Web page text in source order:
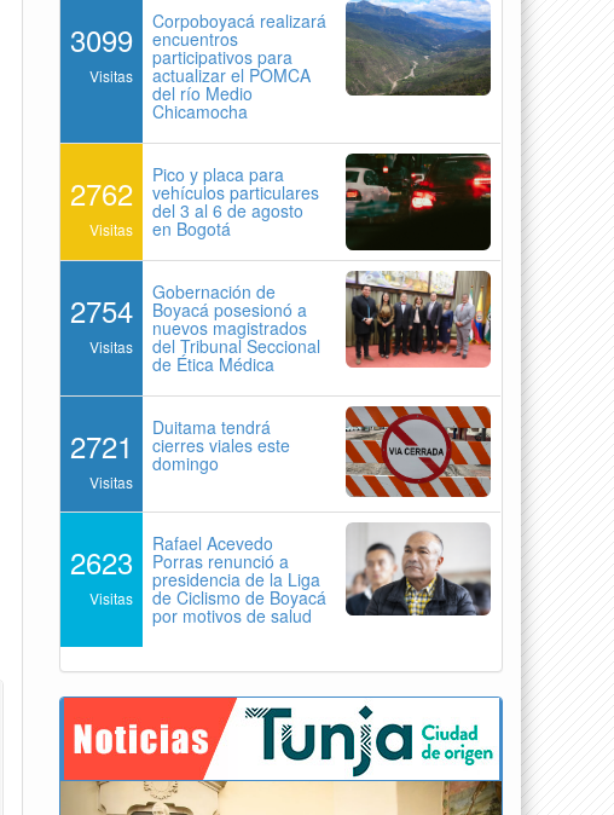
3099
Visitas
Corpoboyacá realizará
encuentros
participativos para
actualizar el POMCA
del río Medio
Chicamocha
2762
Visitas
Pico y placa para
vehículos particulares
del 3 al 6 de agosto
en Bogotá
2754
Visitas
Gobernación de
Boyacá posesionó a
nuevos magistrados
del Tribunal Seccional
de Ética Médica
2721
Visitas
Duitama tendrá
cierres viales este
domingo
2623
Visitas
Rafael Acevedo
Porras renunció a
presidencia de la Liga
de Ciclismo de Boyacá
por motivos de salud
Previous Next